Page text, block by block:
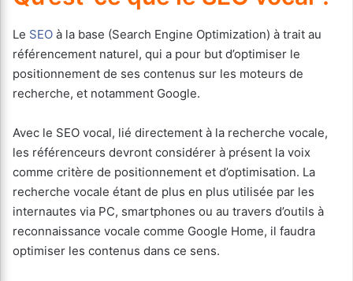
Le SEO à la base (Search Engine Optimization) à trait au
référencement naturel, qui a pour but d’optimiser le
positionnement de ses contenus sur les moteurs de
recherche, et notamment Google.
Avec le SEO vocal, lié directement à la recherche vocale,
les référenceurs devront considérer à présent la voix
comme critère de positionnement et d’optimisation. La
recherche vocale étant de plus en plus utilisée par les
internautes via PC, smartphones ou au travers d’outils à
reconnaissance vocale comme Google Home, il faudra
optimiser les contenus dans ce sens.